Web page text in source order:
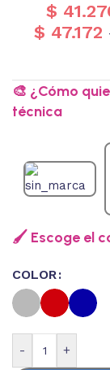
$
$ 47.172
🎨 ¿Cómo
técnica
🖌️ Escoge el
COLOR
- +